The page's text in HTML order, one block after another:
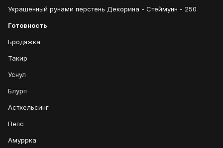
Украшенный рунами перстень Декорина - Стеймунн - 250
Готовность
Бродяжка
Такир
Уснул
Блурп
Астхельсинг
Пепс
Амуррка